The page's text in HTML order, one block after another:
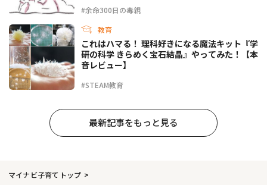
#余命300日の毒親
教育
#STEAM教育
これはハマる！ 理科好きになる魔法キット『学
研の科学 きらめく宝石結晶』やってみた！【本
音レビュー】
最新記事をもっと見る
マイナビ子育てトップ